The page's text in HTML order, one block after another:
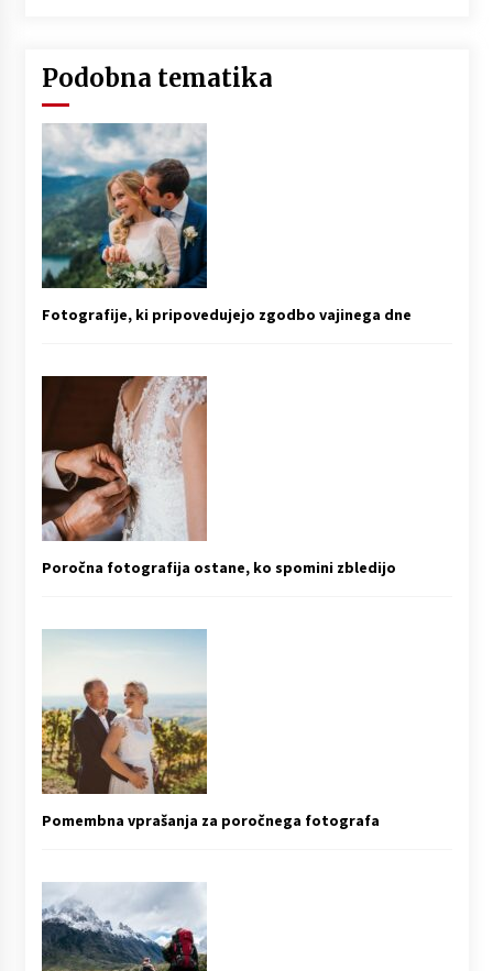
Podobna tematika
Fotografije, ki pripovedujejo zgodbo vajinega dne
Poročna fotografija ostane, ko spomini zbledijo
Pomembna vprašanja za poročnega fotografa